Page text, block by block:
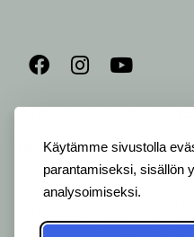
Käytämme sivustolla
parantamiseksi, sisällön
analysoimiseksi.
AUKIOLO JA
ALVELEMME:
Ma-Pe 9-20 I La 10-18 I Su 10-17
OTA YHTEYTTÄ:
kukkapiste: +358 44 5369 657